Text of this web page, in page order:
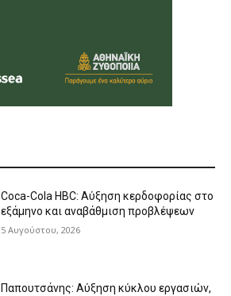
Coca-Cola HBC: Αύξηση κερδοφορίας στο
εξάμηνο και αναβάθμιση προβλέψεων
5 Αυγούστου, 2026
Παπουτσάνης: Αύξηση κύκλου εργασιών,